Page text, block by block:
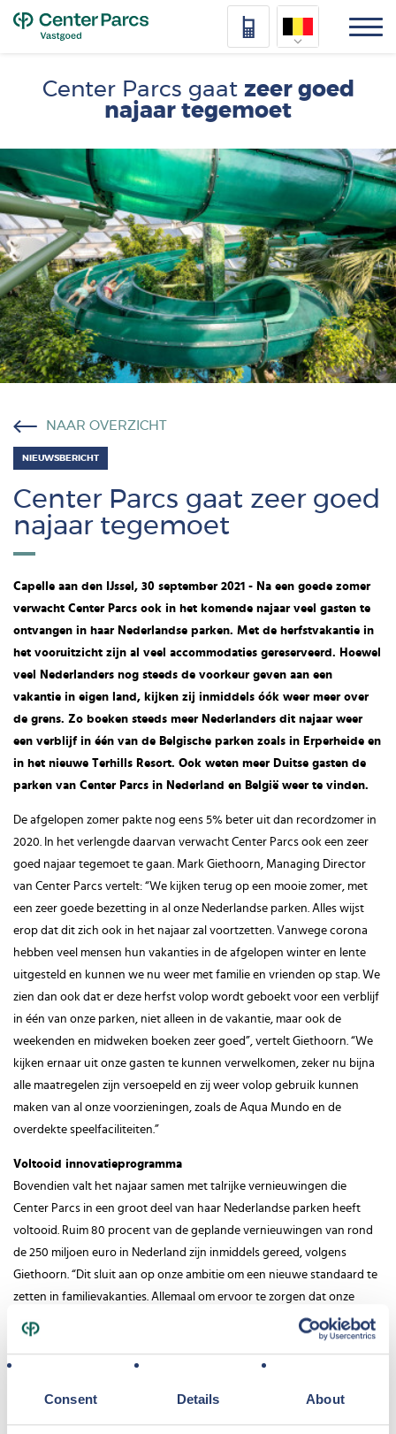
Consent Details About
Deutsch
Français
Vlaams
Center Parcs gaat zeer goed
najaar tegemoet
NAAR OVERZICHT
NIEUWSBERICHT
Center Parcs gaat zeer goed
najaar tegemoet
Capelle aan den IJssel, 30 september 2021 - Na een goede zomer
verwacht Center Parcs ook in het komende najaar veel gasten te
ontvangen in haar Nederlandse parken. Met de herfstvakantie in
het vooruitzicht zijn al veel accommodaties gereserveerd. Hoewel
veel Nederlanders nog steeds de voorkeur geven aan een
vakantie in eigen land, kijken zij inmiddels óók weer meer over
de grens. Zo boeken steeds meer Nederlanders dit najaar weer
een verblijf in één van de Belgische parken zoals in Erperheide en
in het nieuwe Terhills Resort. Ook weten meer Duitse gasten de
parken van Center Parcs in Nederland en België weer te vinden.
De afgelopen zomer pakte nog eens 5% beter uit dan recordzomer in
2020. In het verlengde daarvan verwacht Center Parcs ook een zeer
goed najaar tegemoet te gaan. Mark Giethoorn, Managing Director
van Center Parcs vertelt: “We kijken terug op een mooie zomer, met
een zeer goede bezetting in al onze Nederlandse parken. Alles wijst
erop dat dit zich ook in het najaar zal voortzetten. Vanwege corona
hebben veel mensen hun vakanties in de afgelopen winter en lente
uitgesteld en kunnen we nu weer met familie en vrienden op stap. We
zien dan ook dat er deze herfst volop wordt geboekt voor een verblijf
in één van onze parken, niet alleen in de vakantie, maar ook de
weekenden en midweken boeken zeer goed”, vertelt Giethoorn. “We
kijken ernaar uit onze gasten te kunnen verwelkomen, zeker nu bijna
alle maatregelen zijn versoepeld en zij weer volop gebruik kunnen
maken van al onze voorzieningen, zoals de Aqua Mundo en de
overdekte speelfaciliteiten.”
Voltooid innovatieprogramma
Bovendien valt het najaar samen met talrijke vernieuwingen die
Center Parcs in een groot deel van haar Nederlandse parken heeft
voltooid. Ruim 80 procent van de geplande vernieuwingen van rond
de 250 miljoen euro in Nederland zijn inmiddels gereed, volgens
Giethoorn. “Dit sluit aan op onze ambitie om een nieuwe standaard te
zetten in familievakanties. Allemaal om ervoor te zorgen dat onze
gasten optimaal en onbezorgd van hun vakantie kunnen genieten en
‘echt even samen’ kunnen zijn.” Als onderdeel van het
innovatieprogramma is geïnvesteerd in meer luxe in de cottages, wat
cottages werden vernieuwd in Nederlandse parken. Door de
verbeterde Covid-situatie kunnen gasten ook weer gebruikmaken van